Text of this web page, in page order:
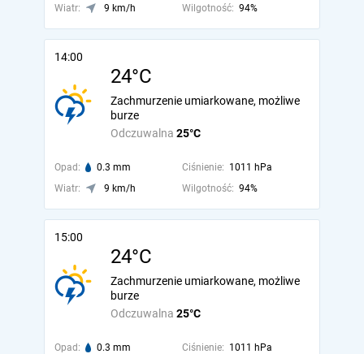
Wiatr:
9 km/h Wilgotność: 94%
14:00
24°C
Odczuwalna 25°C
Zachmurzenie umiarkowane, możliwe
burze
Opad: 0.3 mm Ciśnienie: 1011 hPa
Wiatr:
9 km/h Wilgotność: 94%
15:00
24°C
Odczuwalna 25°C
Zachmurzenie umiarkowane, możliwe
burze
Opad: 0.3 mm Ciśnienie: 1011 hPa